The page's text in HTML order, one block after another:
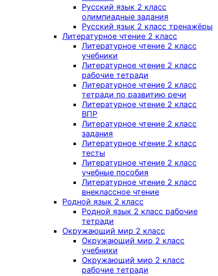
Русский язык 2 класс
олимпиадные задания
Русский язык 2 класс тренажёры
Литературное чтение 2 класс
Литературное чтение 2 класс
учебники
Литературное чтение 2 класс
рабочие тетради
Литературное чтение 2 класс
тетради по развитию речи
Литературное чтение 2 класс
ВПР
Литературное чтение 2 класс
задания
Литературное чтение 2 класс
тесты
Литературное чтение 2 класс
учебные пособия
Литературное чтение 2 класс
внеклассное чтение
Родной язык 2 класс
Родной язык 2 класс рабочие
тетради
Окружающий мир 2 класс
Окружающий мир 2 класс
учебники
Окружающий мир 2 класс
рабочие тетради